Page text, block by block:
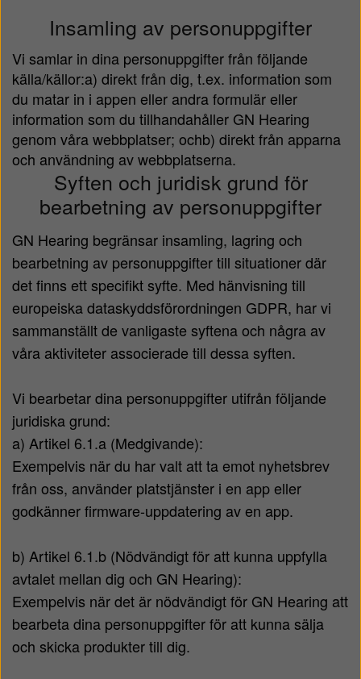
Insamling av personuppgifter
Vi samlar in dina personuppgifter från följande
källa/källor:a) direkt från dig, t.ex. information som
du matar in i appen eller andra formulär eller
information som du tillhandahåller GN Hearing
genom våra webbplatser; ochb) direkt från apparna
och användning av webbplatserna.
Syften och juridisk grund för
bearbetning av personuppgifter
GN Hearing begränsar insamling, lagring och
bearbetning av personuppgifter till situationer där
det finns ett specifikt syfte. Med hänvisning till
europeiska dataskyddsförordningen GDPR, har vi
sammanställt de vanligaste syftena och några av
våra aktiviteter associerade till dessa syften.
Vi bearbetar dina personuppgifter utifrån följande
juridiska grund:
a) Artikel 6.1.a (Medgivande):
Exempelvis när du har valt att ta emot nyhetsbrev
från oss, använder platstjänster i en app eller
godkänner firmware-uppdatering av en app.
b) Artikel 6.1.b (Nödvändigt för att kunna uppfylla
avtalet mellan dig och GN Hearing):
Exempelvis när det är nödvändigt för GN Hearing att
bearbeta dina personuppgifter för att kunna sälja
och skicka produkter till dig.